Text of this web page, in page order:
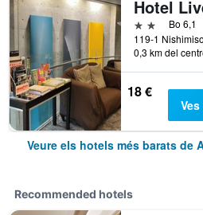
2 estrelles
Bo 6,1
0,3 km del
18 €
Veure els hotels més barats de
Recommended hotels